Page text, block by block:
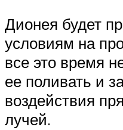
Дионея будет
условиям на
все это время
ее поливать и
воздействия
лучей.